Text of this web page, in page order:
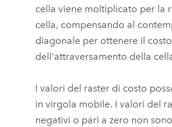
cella viene moltiplicato per la
cella, compensando al
diagonale per ottenere il
dell'attraversamento della
I valori del raster di costo
in virgola mobile. I valori del
negativi o pari a zero non